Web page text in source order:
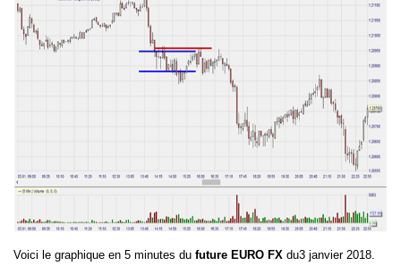
Voici le graphique en 5 minutes du future EURO FX du3 janvier 2018.